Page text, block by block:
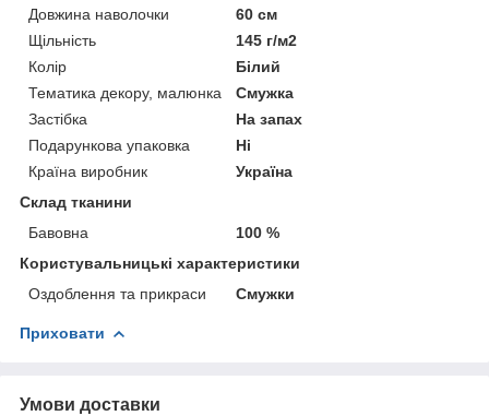
Довжина наволочки
60 см
Щільність
145 г/м2
Колір
Білий
Тематика декору, малюнка
Смужка
Застібка
На запах
Подарункова упаковка
Ні
Країна виробник
Україна
Склад тканини
Бавовна
100 %
Користувальницькі характеристики
Оздоблення та прикраси
Смужки
Приховати
Умови доставки